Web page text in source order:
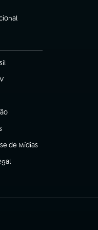
aba)
aba)
aba)
aba)
aba)
de Mídias
aba)